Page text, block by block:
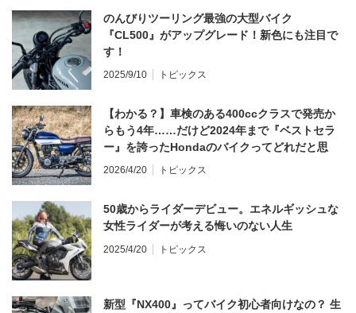
のんびりツーリング最強の大型バイク
『CL500』がアップグレード！新色にも注目で
す！
2025/9/10 トピックス
【わかる？】車検のある400ccクラスで発売か
らもう4年……だけど2024年まで『ベストセラ
ー』を誇ったHondaのバイクってどれだと思
う？
2026/4/20 トピックス
50歳からライダーデビュー。エネルギッシュな
女性ライダーが考える悔いのない人生
2025/4/20 トピックス
新型『NX400』ってバイク初心者向けなの？ 生